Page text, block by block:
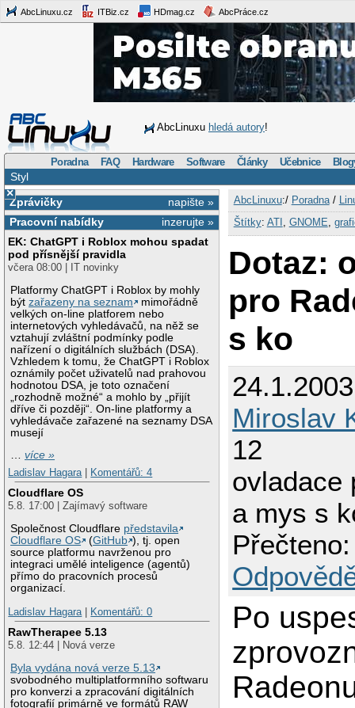
AbcLinuxu.cz ITBiz.cz HDmag.cz AbcPráce.cz
AbcLinuxu hledá autory!
Poradna FAQ Hardware Software Články Učebnice
Styl
×
napište »
Zprávičky
inzerujte »
Pracovní nabídky
EK: ChatGPT i Roblox mohou spadat
pod přísnější pravidla
včera 08:00 | IT novinky
Platformy ChatGPT i Roblox by mohly
býtzařazeny na seznam
mimořádně
velkých on-line platforem nebo
internetových vyhledávačů, na něž se
vztahují zvláštní podmínky podle
nařízení o digitálních službách (DSA).
Vzhledem k tomu, že ChatGPT i Roblox
oznámily počet uživatelů nad prahovou
hodnotou DSA, je toto označení
„rozhodně možné“ a mohlo by „přijít
dříve či později“. On-line platformy a
vyhledávače zařazené na seznamy DSA
musejí
…více »
Ladislav Hagara
Komentářů: 4
Cloudflare OS
5.8. 17:00 | Zajímavý software
Společnost Cloudflare představila
Cloudflare OS
(GitHub ), tj. open
source platformu navrženou pro
integraci umělé inteligence (agentů)
přímo do pracovních procesů
organizací.
Ladislav Hagara
Komentářů: 0
RawTherapee 5.13
5.8. 12:44 | Nová verze
Byla vydána nová verze 5.13
svobodného multiplatformního softwaru
pro konverzi a zpracování digitálních
fotografií primárně ve formátů RAW
AbcLinuxu:/ Poradna/
Štítky: ATI GNOME
Dotaz:
pro
s ko
Miroslav
12
ovladace
a mys s
Po